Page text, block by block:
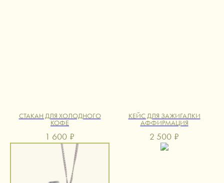
СТАКАН ДЛЯ ХОЛОДНОГО
КОФЕ
1 600 ₽
КЕЙС ДЛЯ ЗАЖИГАЛКИ
АФФИРМАЦИЯ
2 500 ₽